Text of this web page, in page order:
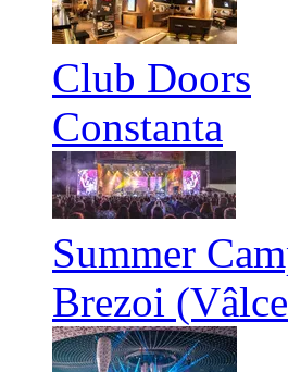
Club Doors
Constanta
Summer
Brezoi